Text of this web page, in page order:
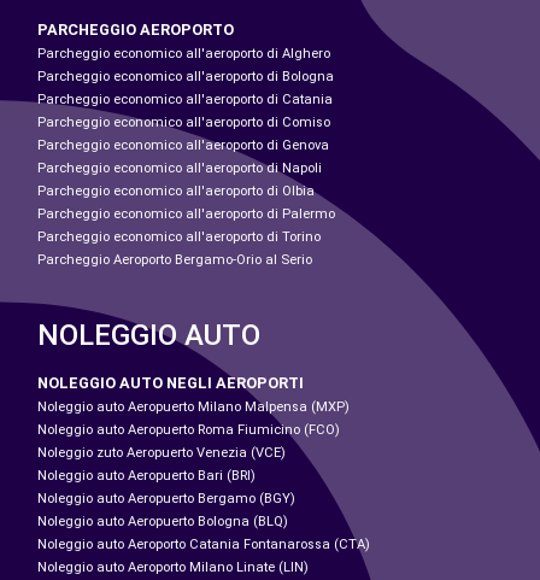
PARCHEGGIO AEROPORTO
Parcheggio economico all'aeroporto di Alghero
Parcheggio economico all'aeroporto di Bologna
Parcheggio economico all'aeroporto di Catania
Parcheggio economico all'aeroporto di Comiso
Parcheggio economico all'aeroporto di Genova
Parcheggio economico all'aeroporto di Napoli
Parcheggio economico all'aeroporto di Olbia
Parcheggio economico all'aeroporto di Palermo
Parcheggio economico all'aeroporto di Torino
Parcheggio Aeroporto Bergamo-Orio al Serio
NOLEGGIO AUTO
NOLEGGIO AUTO NEGLI AEROPORTI
Noleggio auto Aeropuerto Milano Malpensa (MXP)
Noleggio auto Aeropuerto Roma Fiumicino (FCO)
Noleggio zuto Aeropuerto Venezia (VCE)
Noleggio auto Aeropuerto Bari (BRI)
Noleggio auto Aeropuerto Bergamo (BGY)
Noleggio auto Aeropuerto Bologna (BLQ)
Noleggio auto Aeroporto Catania Fontanarossa (CTA)
Noleggio auto Aeroporto Milano Linate (LIN)